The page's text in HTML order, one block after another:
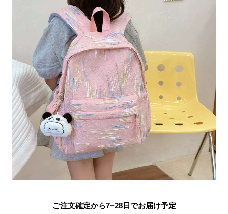
ご注文確定から7~28日でお届け予定